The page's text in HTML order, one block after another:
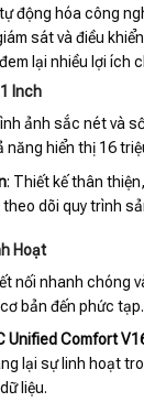
động hóa công
sát và điều
lại nhiều lợi ích
Inch
ảnh sắc nét và
năng hiển thị 16
: Thiết kế thân
dõi quy trình
Hoạt
nối nhanh chóng
bản đến phức tạp.
Unified Comfort
lại sự linh hoạt
liệu.